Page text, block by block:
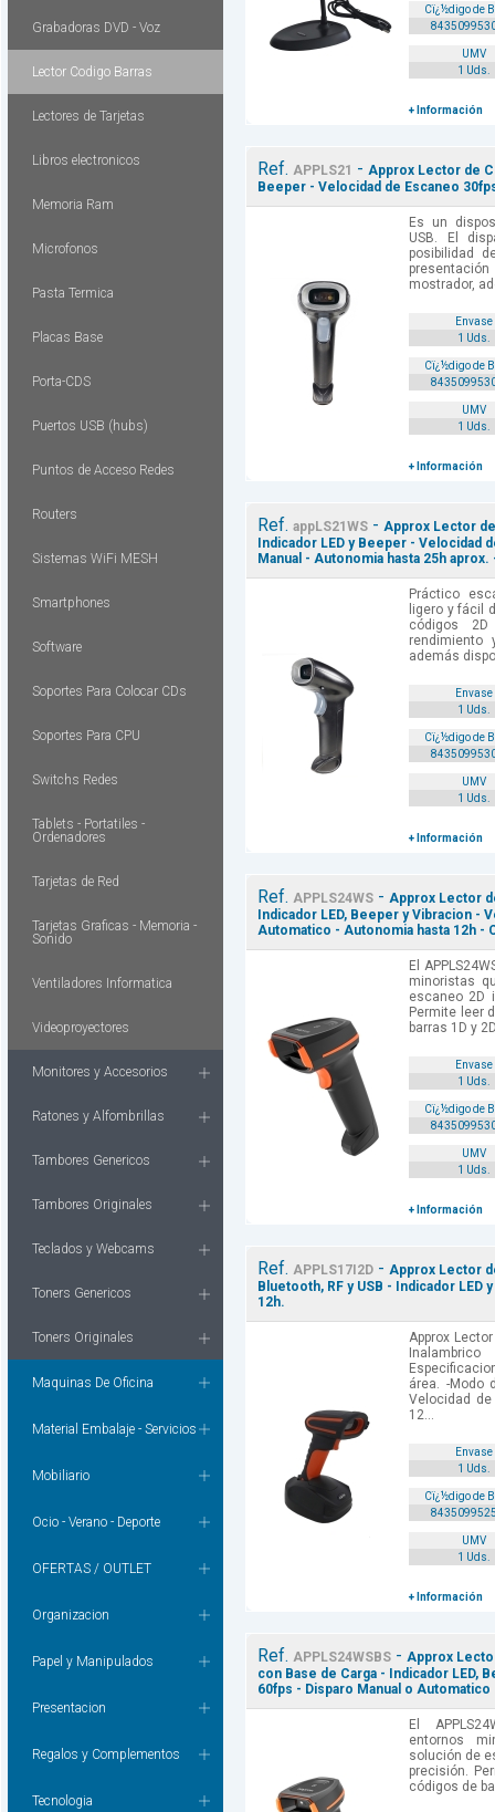
Grabadoras DVD - Voz
Lector Codigo Barras
Lectores de Tarjetas
Libros electronicos
Memoria Ram
Microfonos
Pasta Termica
Placas Base
Porta-CDS
Puertos USB (hubs)
Puntos de Acceso Redes
Routers
Sistemas WiFi MESH
Smartphones
Software
Soportes Para Colocar CDs
Soportes Para CPU
Switchs Redes
Tablets - Portatiles -
Ordenadores
Tarjetas de Red
Tarjetas Graficas - Memoria -
Sonido
Ventiladores Informatica
Videoproyectores
Monitores y Accesorios
Ratones y Alfombrillas
Tambores Genericos
Tambores Originales
Teclados y Webcams
Toners Genericos
Toners Originales
Maquinas De Oficina
Material Embalaje - Servicios
Mobiliario
Ocio - Verano - Deporte
OFERTAS / OUTLET
Organizacion
Papel y Manipulados
Presentacion
Regalos y Complementos
Tecnologia
Cï¿½digo de
UMV
1 Uds.
+ Información
Ref. APPLS21 - Approx Lector de
Beeper - Velocidad de Escaneo
Es un
USB. El
posibilidad
mostrador,
Envase
1 Uds.
Cï¿½digo de
UMV
1 Uds.
+ Información
Ref. appLS21WS - Approx Lector
Indicador LED y Beeper - Velocidad
Manual - Autonomia hasta 25h
Práctico
ligero y fácil
códigos
rendimiento
además
Envase
1 Uds.
Cï¿½digo de
UMV
1 Uds.
+ Información
Ref. APPLS24WS - Approx Lector
Indicador LED, Beeper y Vibracion -
Automatico - Autonomia hasta 12h -
El
minoristas
escaneo 2D
Permite leer
barras 1D y
Envase
1 Uds.
Cï¿½digo de
UMV
1 Uds.
+ Información
Ref. APPLS17I2D - Approx Lector
Bluetooth, RF y USB - Indicador
12h.
Approx
área. -Modo
Velocidad
12...
Envase
1 Uds.
Cï¿½digo de
UMV
1 Uds.
+ Información
Ref. APPLS24WSBS - Approx
con Base de Carga - Indicador LED,
60fps - Disparo Manual o
El
entornos
solución de
precisión.
códigos de